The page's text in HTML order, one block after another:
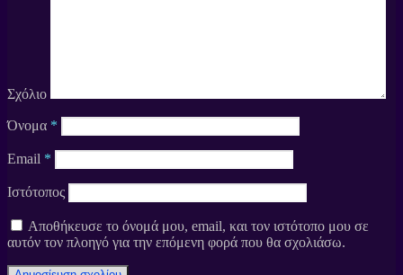
Σχόλιο
Όνομα *
Email *
Ιστότοπος
Αποθήκευσε το όνομά μου, email, και τον ιστότοπο μου σε
αυτόν τον πλοηγό για την επόμενη φορά που θα σχολιάσω.